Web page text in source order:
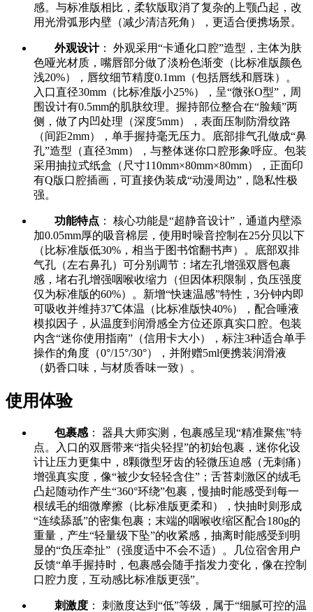
感。与标准版相比，柔软版取消了复杂的上颚凸起，改
用光滑弧形内壁（减少清洁死角），更适合便携场景。
外观设计： 外观采用“卡通化口腔”造型，主体为肤
色哑光材质，嘴唇部分做了淡粉色渐变（比标准版颜色
浅20%），唇纹细节精度0.1mm（包括唇线和唇珠）。
入口直径30mm（比标准版小25%），呈“微张O型”，周
围设计有0.5mm的肌肤纹理。握持部位整合在“脸颊”两
侧，做了内凹处理（深度5mm），表面压制防滑纹路
（间距2mm），单手握持毫无压力。底部排气孔做成“鼻
孔”造型（直径3mm），与整体迷你口腔形象呼应。包装
采用抽拉式纸盒（尺寸110mm×80mm×80mm），正面印
有Q版口腔插画，可直接伪装成“动漫周边”，隐私性极
强。
功能特点 ： 核心功能是“超静音设计”，通道内壁添
加0.05mm厚的吸音棉层，使用时噪音控制在25分贝以下
（比标准版低30%，相当于图书馆翻书声）。底部双排
气孔（左右鼻孔）可分别调节：堵左孔增强双唇包裹
感，堵右孔增强咽喉收缩力（但因体积限制，负压强度
仅为标准版的60%）。新增“快速温感”特性，3分钟内即
可吸收并维持37℃体温（比标准版快40%），配合唾液
模拟因子，从温度到润滑感全方位还原真实口腔。包装
内含“迷你使用指南”（信用卡大小），标注3种适合单手
操作的角度（0°/15°/30°），并附赠5ml便携装润滑液
（奶香口味，与材质香味一致）。
使用体验
包裹感 ： 器具大师实测，包裹感呈现“精准聚焦”特
点。入口的双唇带来“指尖轻捏”的初始包裹，迷你化设
计让压力更集中，8颗微型牙齿的轻微压迫感（无刺痛）
增强真实度，像“被少女轻轻含住”；舌苔刺激区的绒毛
凸起随动作产生“360°环绕”包裹，慢抽时能感受到每一
根绒毛的细微摩擦（比标准版更柔和），快抽时则形成
“连续舔舐”的密集包裹；末端的咽喉收缩区配合180g的
重量，产生“轻量级下坠”的收紧感，抽离时能感受到明
显的“负压牵扯”（强度适中不会不适）。几位宿舍用户
反馈“单手握持时，包裹感会随手指发力变化，像在控制
口腔力度，互动感比标准版更强”。
刺激度 ： 刺激度达到“低”等级，属于“细腻可控的温